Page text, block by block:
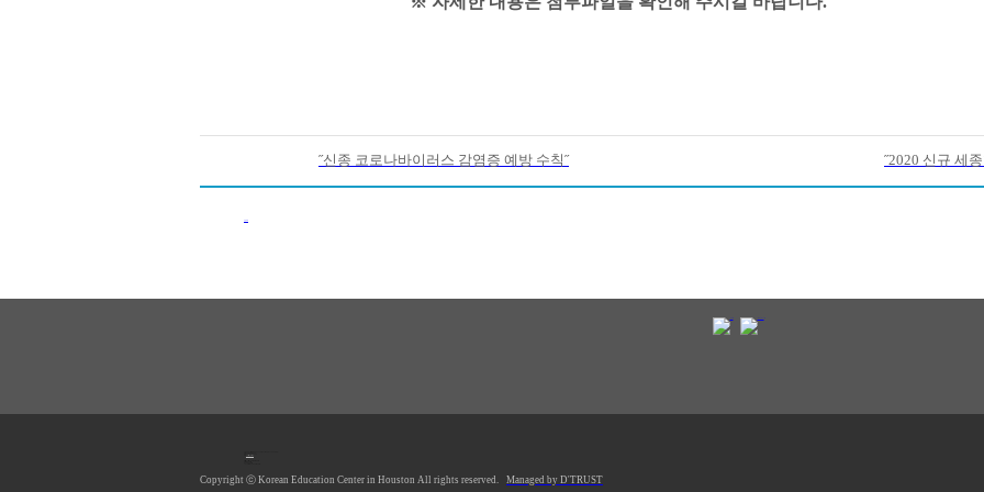
˝신종 코로나바이러스 감염증 예방 수칙˝ ˝2020 신규 세
Copyright ⓒ Korean Education Center in Houston All rights reserved. Managed by D'TRUST